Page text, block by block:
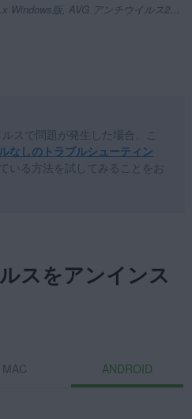
対象: AVG 無料アンチウイルス24.x Windows版, AVG アンチウイルス20.x Mac版, AVG アンチウイルス Android 版
版
Android 版
/ Enterprise - 32 / 64 ビット
Basic / Home Premium /
32 / 64 ビット
スで問題が発生した場合、こ
なしのトラブルシューティン
いる方法を試してみることをお
スをアンインス
MAC ANDROID